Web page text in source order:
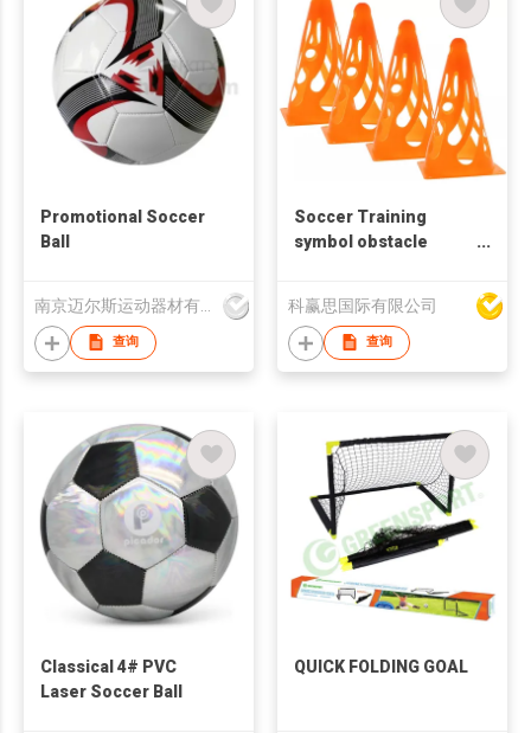
Promotional Soccer
Ball
查询
Soccer Training
symbol obstacle
科赢思国际有限公司
查询
Classical 4# PVC
Laser Soccer Ball
QUICK FOLDING GOAL